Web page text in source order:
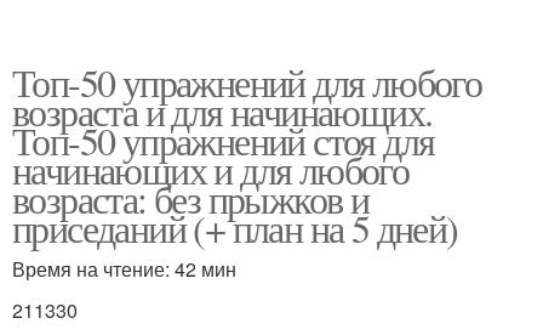
Топ-50 упражнений для любого
возраста и для начинающих.
Топ-50 упражнений стоя для
начинающих и для любого
возраста: без прыжков и
приседаний (+ план на 5 дней)
Время на чтение: 42 мин
211330